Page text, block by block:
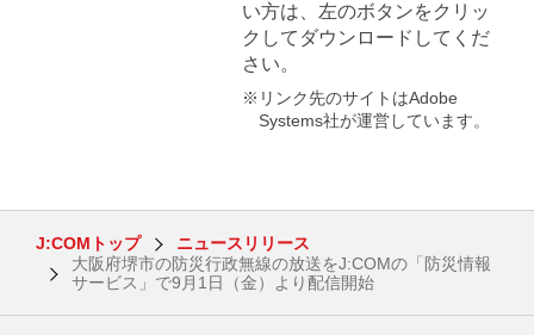
い方は、左のボタンをクリッ
クしてダウンロードしてくだ
さい。
※リンク先のサイトはAdobe
Systems社が運営しています。
J:COMトップ
ニュースリリース
大阪府堺市の防災行政無線の放送をJ:COMの「防災情報
サービス」で9月1日（金）より配信開始